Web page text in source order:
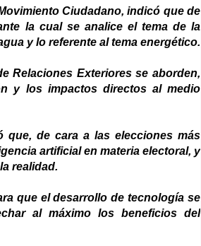
Ciudadano, indicó que de
la cual se analice el tema de la
y lo referente al tema energético.
Relaciones Exteriores se aborden,
y los impactos directos al medio
que, de cara a las elecciones más
artificial en materia electoral, y
realidad.
que el desarrollo de tecnología se
al máximo los beneficios del